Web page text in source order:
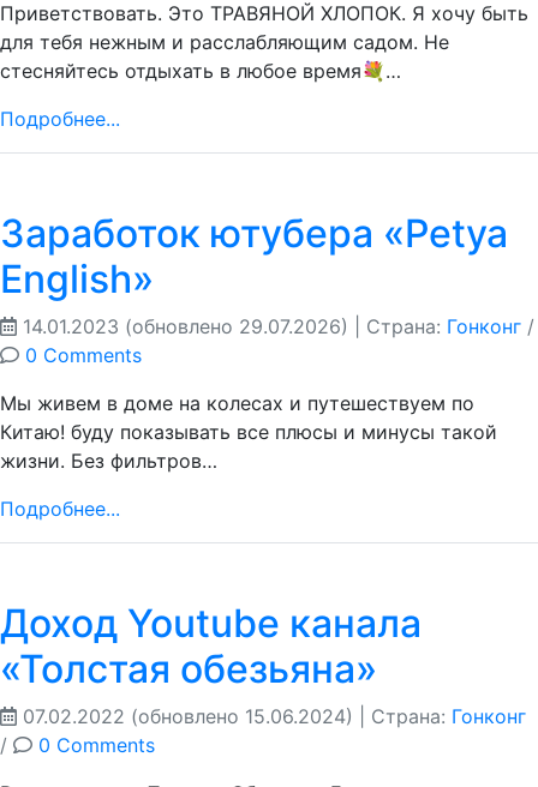
Приветствовать. Это ТРАВЯНОЙ ХЛОПОК. Я хочу быть
для тебя нежным и расслабляющим садом. Не
стесняйтесь отдыхать в любое время💐…
Подробнее...
Заработок ютубера «Petya
English»
14.01.2023 (обновлено 29.07.2026) | Страна: Гонконг /
0 Comments
Мы живем в доме на колесах и путешествуем по
Китаю! буду показывать все плюсы и минусы такой
жизни. Без фильтров…
Подробнее...
Доход Youtube канала
«Толстая обезьяна»
07.02.2022 (обновлено 15.06.2024) | Страна: Гонконг
/
0 Comments